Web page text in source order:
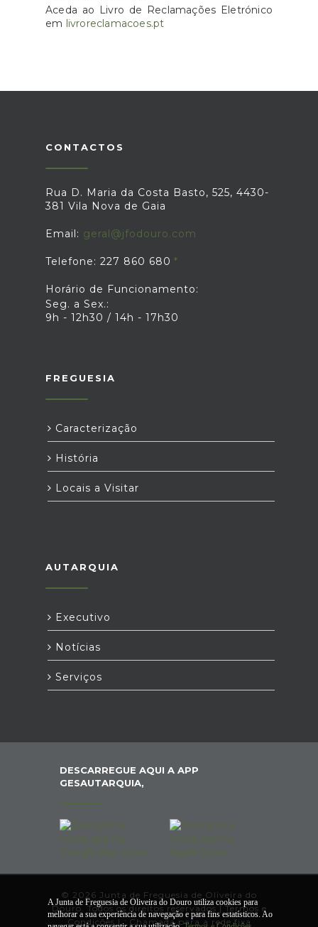
Aceda ao Livro de Reclamações Eletrónico
em livroreclamacoes.pt
CONTACTOS
Rua D. Maria da Costa Basto, 525, 4430-
381 Vila Nova de Gaia
Email: geral@jfodouro.com
Telefone: 227 860 680
Horário de Funcionamento:
Seg. a Sex.:
9h - 12h30 / 14h - 17h30
FREGUESIA
Caracterização
História
Locais a Visitar
AUTARQUIA
Executivo
Notícias
Serviços
DESCARREGUE AQUI A APP
GESAUTARQUIA,
© 2026 Junta de Freguesia de Oliveira do
Douro. Todos os direitos reservados |Termos e
Condições |* Chamada para a rede fixa
A Junta de Freguesia de Oliveira do Douro utiliza cookies para
melhorar a sua experiência de navegação e para fins estatísticos. Ao